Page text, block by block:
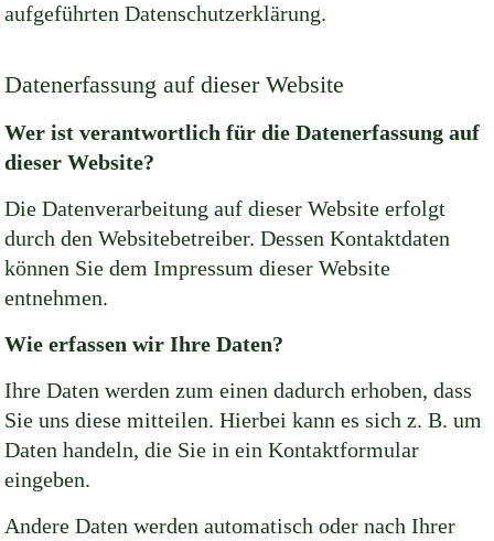
aufgeführten Datenschutzerklärung.
Datenerfassung auf dieser Website
Wer ist verantwortlich für die Datenerfassung auf
dieser Website?
Die Datenverarbeitung auf dieser Website erfolgt
durch den Websitebetreiber. Dessen Kontaktdaten
können Sie dem Impressum dieser Website
entnehmen.
Wie erfassen wir Ihre Daten?
Ihre Daten werden zum einen dadurch erhoben, dass
Sie uns diese mitteilen. Hierbei kann es sich z. B. um
Daten handeln, die Sie in ein Kontaktformular
eingeben.
Andere Daten werden automatisch oder nach Ihrer